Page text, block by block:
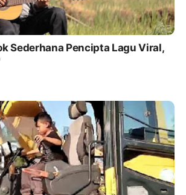
Sederhana Pencipta Lagu Viral,